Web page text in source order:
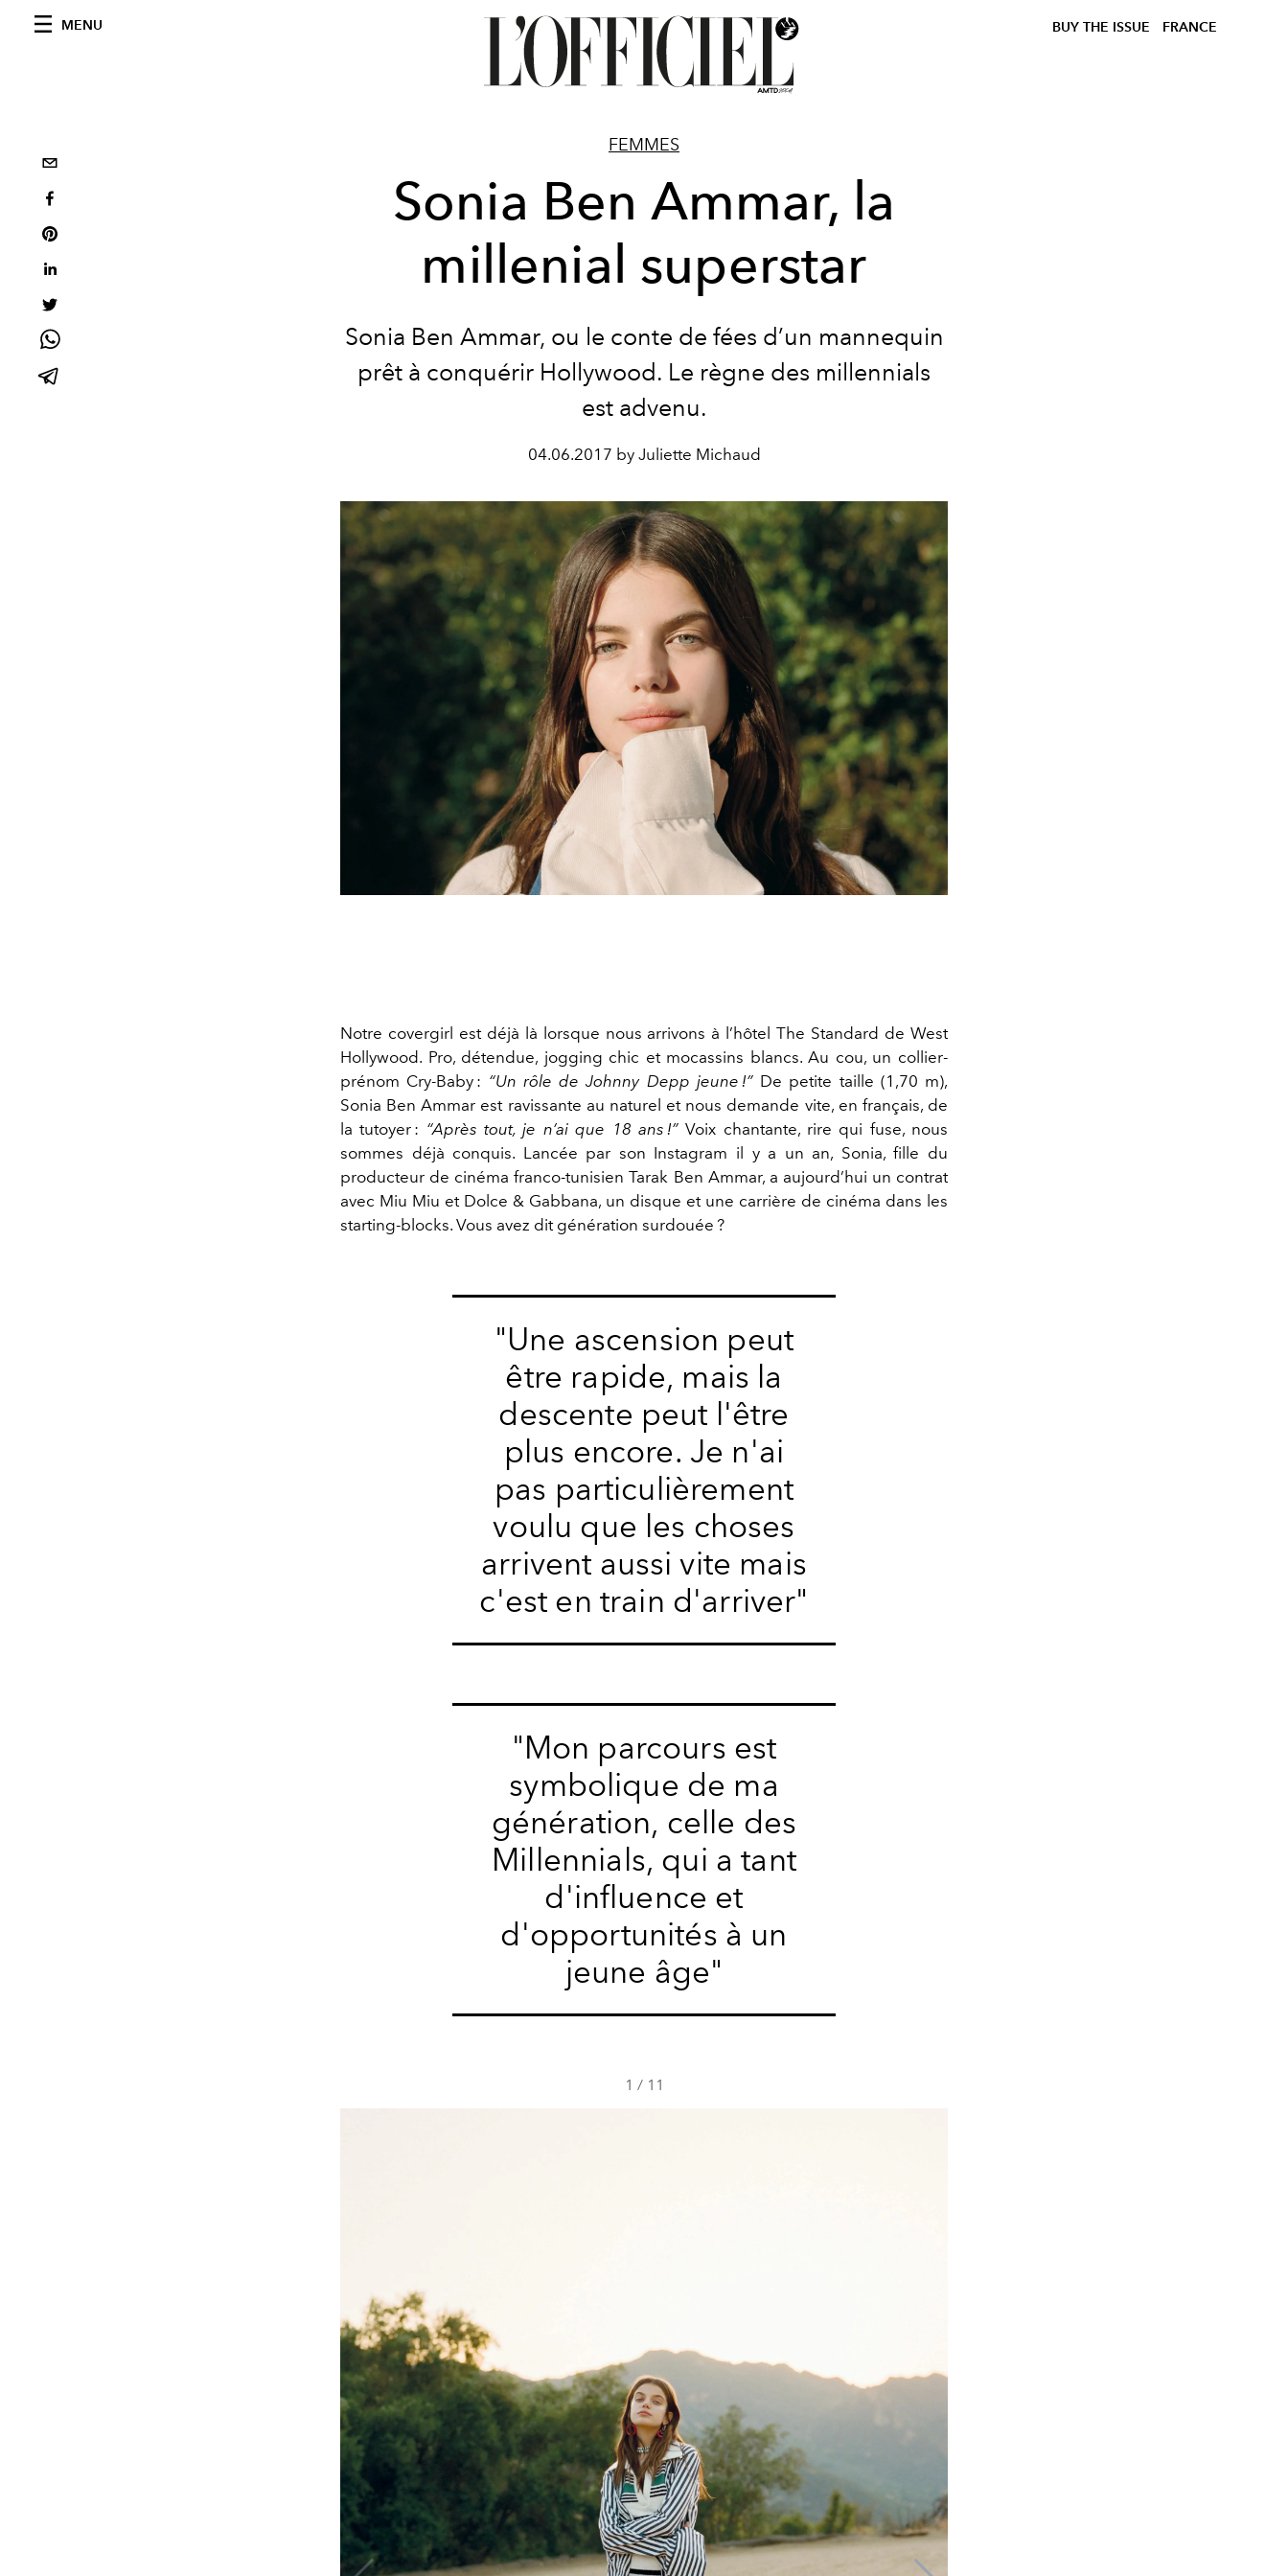
MENU BUY THE ISSUE FRANCE
FEMMES
Sonia Ben Ammar, la
millenial superstar
Sonia Ben Ammar, ou le conte de fées d’un mannequin
prêt à conquérir Hollywood. Le règne des millennials
est advenu.
04.06.2017 by Juliette Michaud
Notre covergirl est déjà là lorsque nous arrivons à l’hôtel The Standard de West
Hollywood. Pro, détendue, jogging chic et mocassins blancs. Au cou, un collier-
prénom Cry‑Baby : “Un rôle de Johnny Depp jeune !” De petite taille (1,70 m),
Sonia Ben Ammar est ravissante au naturel et nous demande vite, en français, de
la tutoyer : “Après tout, je n’ai que 18 ans !”Voix chantante, rire qui fuse, nous
sommes déjà conquis. Lancée par son Instagram il y a un an, Sonia, fille du
producteur de cinéma franco-tunisien Tarak Ben Ammar, a aujourd’hui un contrat
avec Miu Miu et Dolce & Gabbana, un disque et une carrière de cinéma dans les
starting-blocks. Vous avez dit génération surdouée ?
"Une ascension peut
être rapide, mais la
descente peut l'être
plus encore. Je n'ai
pas particulièrement
voulu que les choses
arrivent aussi vite mais
c'est en train d'arriver"
"Mon parcours est
symbolique de ma
génération, celle des
Millennials, qui a tant
d'influence et
d'opportunités à un
jeune âge"
1 / 11